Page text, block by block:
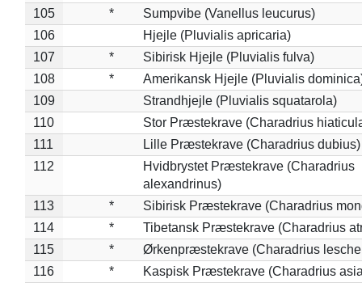
105 *
Sumpvibe (Vanellus leucurus)
106
Hjejle (Pluvialis apricaria)
107
*
Sibirisk Hjejle (Pluvialis fulva)
108
*
Amerikansk Hjejle (Pluvialis
109
Strandhjejle (Pluvialis squatarola)
110
Stor Præstekrave (Charadrius
111
Lille Præstekrave (Charadrius dubius)
112
Hvidbrystet Præstekrave (Charadrius
alexandrinus)
113
*
Sibirisk Præstekrave (Charadrius
114
*
Tibetansk Præstekrave (Charadrius
115
*
Ørkenpræstekrave (Charadrius
116
*
Kaspisk Præstekrave (Charadrius